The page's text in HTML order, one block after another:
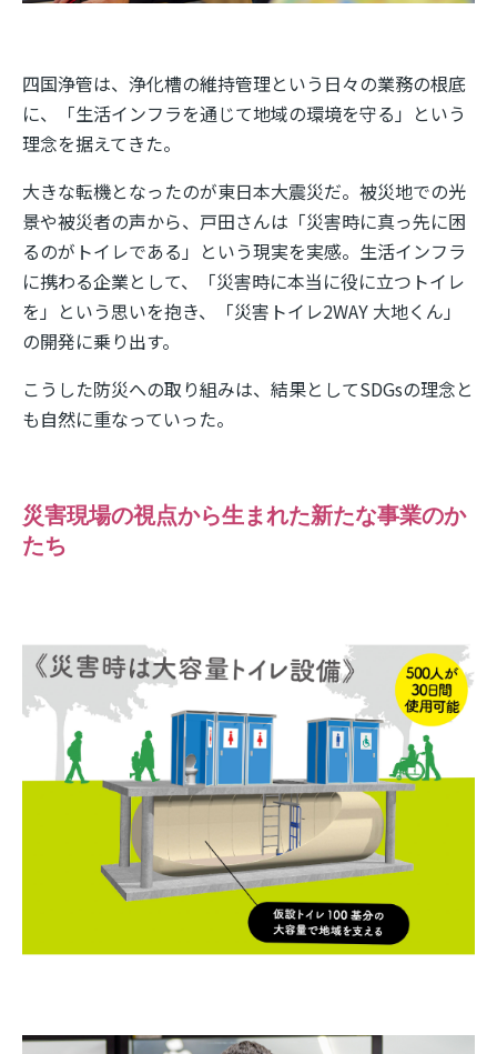
四国浄管は、浄化槽の維持管理という日々の業務の根底
に、「生活インフラを通じて地域の環境を守る」という
理念を据えてきた。
大きな転機となったのが東日本大震災だ。被災地での光
景や被災者の声から、戸田さんは「災害時に真っ先に困
るのがトイレである」という現実を実感。生活インフラ
に携わる企業として、「災害時に本当に役に立つトイレ
を」という思いを抱き、「災害トイレ2WAY 大地くん」
の開発に乗り出す。
こうした防災への取り組みは、結果としてSDGsの理念と
も自然に重なっていった。
災害現場の視点から生まれた新たな事業のか
たち